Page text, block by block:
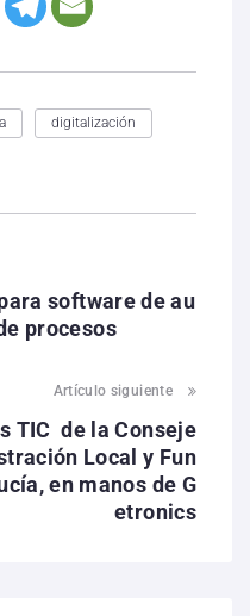
digitalización
software de au
procesos
Artículo siguiente
TIC de la Conseje
Local y Fun
en manos de G
etronics